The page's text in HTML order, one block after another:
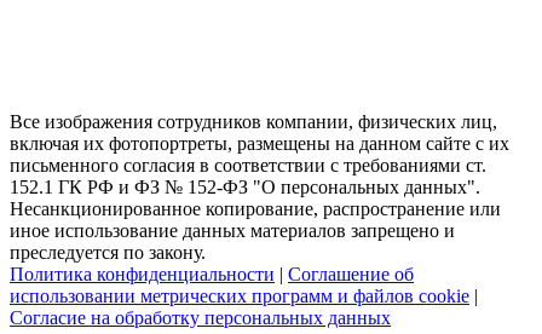
Все изображения сотрудников компании, физических лиц,
включая их фотопортреты, размещены на данном сайте с их
письменного согласия в соответствии с требованиями ст.
152.1 ГК РФ и ФЗ № 152-ФЗ "О персональных данных".
Несанкционированное копирование, распространение или
иное использование данных материалов запрещено и
преследуется по закону.
Политика конфиденциальности | Соглашение об
использовании метрических программ и файлов cookie |
Согласие на обработку персональных данных